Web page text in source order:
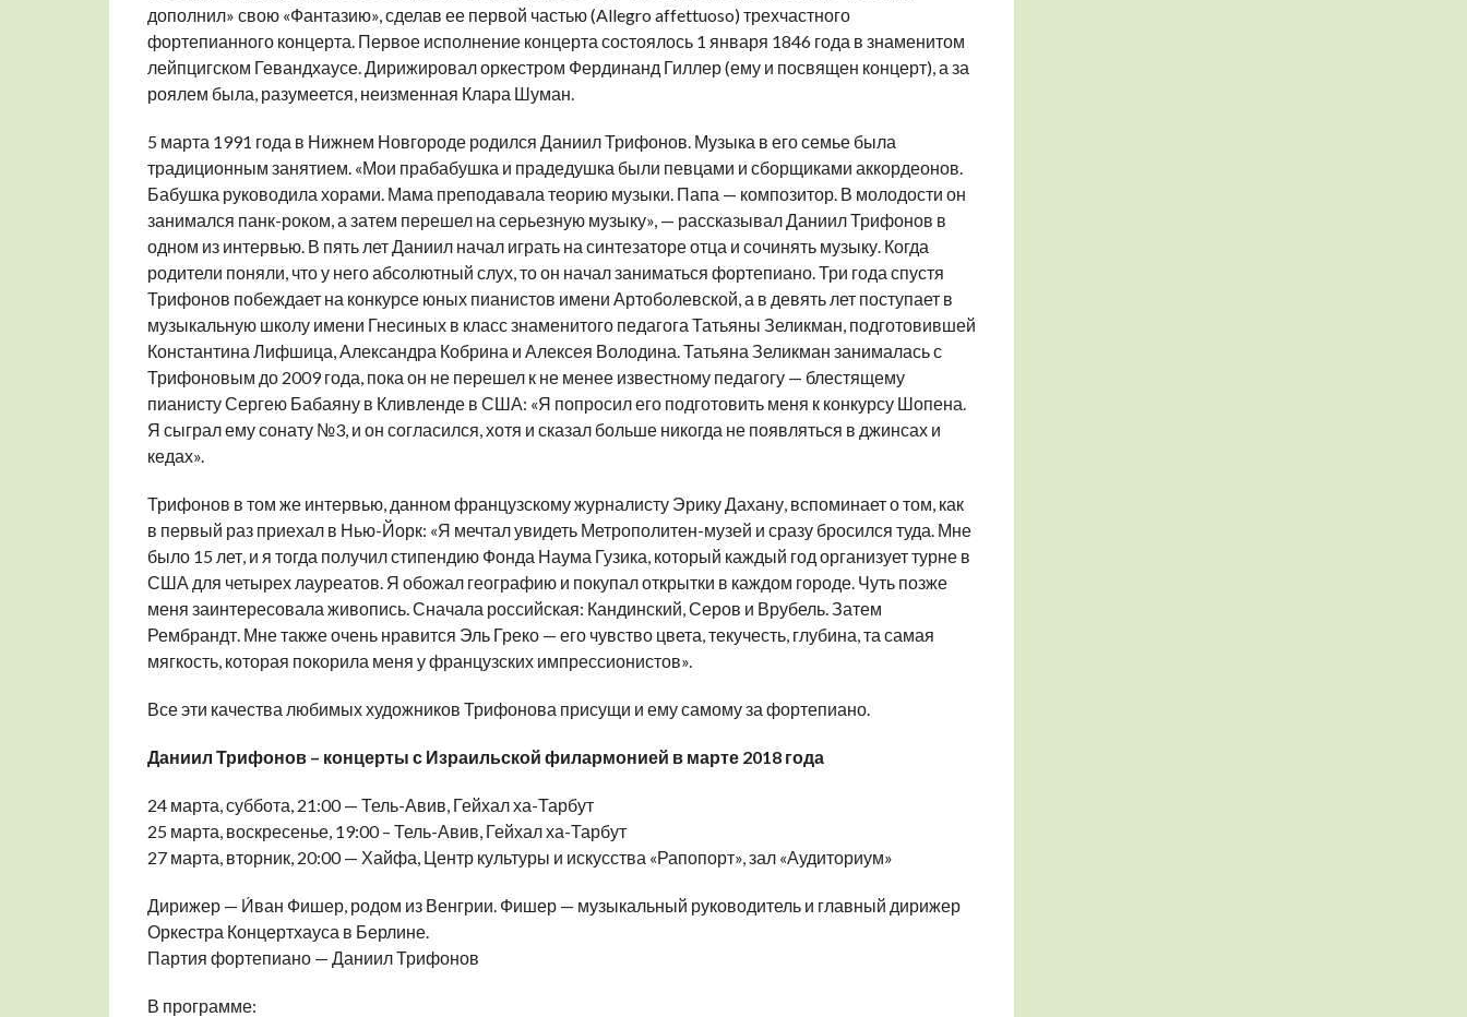
дополнил» свою «Фантазию», сделав ее первой частью (Allegro affettuoso) трехчастного
фортепианного концерта. Первое исполнение концерта состоялось 1 января 1846 года в знаменитом
лейпцигском Гевандхаусе. Дирижировал оркестром Фердинанд Гиллер (ему и посвящен концерт), а за
роялем была, разумеется, неизменная Клара Шуман.
5 марта 1991 года в Нижнем Новгороде родился Даниил Трифонов. Музыка в его семье была
традиционным занятием. «Мои прабабушка и прадедушка были певцами и сборщиками аккордеонов.
Бабушка руководила хорами. Мама преподавала теорию музыки. Папа — композитор. В молодости он
занимался панк-роком, а затем перешел на серьезную музыку», — рассказывал Даниил Трифонов в
одном из интервью. В пять лет Даниил начал играть на синтезаторе отца и сочинять музыку. Когда
родители поняли, что у него абсолютный слух, то он начал заниматься фортепиано. Три года спустя
Трифонов побеждает на конкурсе юных пианистов имени Артоболевской, а в девять лет поступает в
музыкальную школу имени Гнесиных в класс знаменитого педагога Татьяны Зеликман, подготовившей
Константина Лифшица, Александра Кобрина и Алексея Володина. Татьяна Зеликман занималась с
Трифоновым до 2009 года, пока он не перешел к не менее известному педагогу — блестящему
пианисту Сергею Бабаяну в Кливленде в США: «Я попросил его подготовить меня к конкурсу Шопена.
Я сыграл ему сонату №3, и он согласился, хотя и сказал больше никогда не появляться в джинсах и
кедах».
Трифонов в том же интервью, данном французскому журналисту Эрику Дахану, вспоминает о том, как
в первый раз приехал в Нью-Йорк: «Я мечтал увидеть Метрополитен-музей и сразу бросился туда. Мне
было 15 лет, и я тогда получил стипендию Фонда Наума Гузика, который каждый год организует турне в
США для четырех лауреатов. Я обожал географию и покупал открытки в каждом городе. Чуть позже
меня заинтересовала живопись. Сначала российская: Кандинский, Серов и Врубель. Затем
Рембрандт. Мне также очень нравится Эль Греко — его чувство цвета, текучесть, глубина, та самая
мягкость, которая покорила меня у французских импрессионистов».
Все эти качества любимых художников Трифонова присущи и ему самому за фортепиано.
Даниил Трифонов – концерты с Израильской филармонией в марте 2018 года
24 марта, суббота, 21:00 — Тель-Авив, Гейхал ха-Тарбут
25 марта, воскресенье, 19:00 – Тель-Авив, Гейхал ха-Тарбут
27 марта, вторник, 20:00 — Хайфа, Центр культуры и искусства «Рапопорт», зал «Аудиториум»
Дирижер — И́ван Фишер, родом из Венгрии. Фишер — музыкальный руководитель и главный дирижер
Оркестра Концертхауса в Берлине.
Партия фортепиано — Даниил Трифонов
В программе: